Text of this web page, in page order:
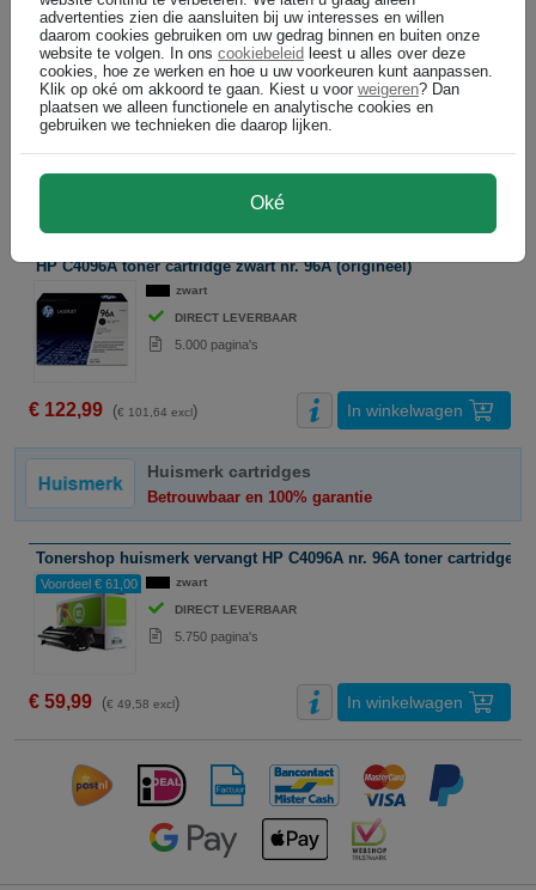
Altijd voordelig: Tonershop
Canon EP-32 toner cartridge zwart (origineel)
zwart
Bel voor levertijd +31 26 3193981
€ 120,99
HP C4096A toner cartridge zwart nr. 96A (origineel)
zwart
DIRECT LEVERBAAR
5.000 pagina's
€ 122,99 (€ 101,64 excl) In winkelwagen
Huismerk cartridges
Betrouwbaar en 100% garantie
Tonershop huismerk vervangt HP C4096A nr. 96A toner cartridge
Voordeel € 61,00 zwart
DIRECT LEVERBAAR
5.750 pagina's
€ 59,99 (€ 49,58 excl) In winkelwagen
advertenties zien die aansluiten bij uw interesses en willen
daarom cookies gebruiken om uw gedrag binnen en buiten onze
website te volgen. In ons cookiebeleid leest u alles over deze
cookies, hoe ze werken en hoe u uw voorkeuren kunt aanpassen.
Klik op oké om akkoord te gaan. Kiest u voor weigeren? Dan
plaatsen we alleen functionele en analytische cookies en
gebruiken we technieken die daarop lijken.
Oké